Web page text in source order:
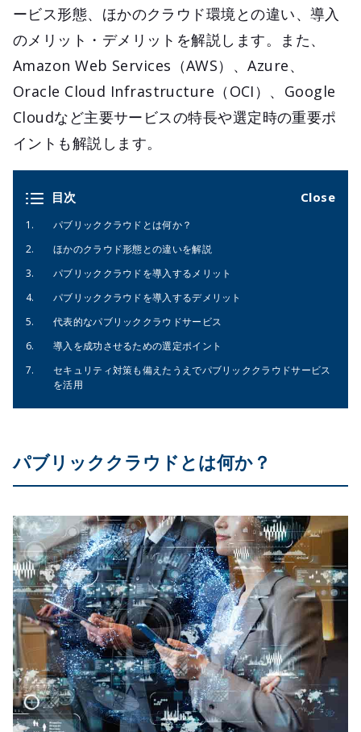
ービス形態、ほかのクラウド環境との違い、導入
のメリット・デメリットを解説します。また、
Amazon Web Services（AWS）、Azure、
Oracle Cloud Infrastructure（OCI）、Google
Cloudなど主要サービスの特長や選定時の重要ポ
イントも解説します。
目次
パブリッククラウドとは何か？
ほかのクラウド形態との違いを解説
パブリッククラウドを導入するメリット
パブリッククラウドを導入するデメリット
代表的なパブリッククラウドサービス
導入を成功させるための選定ポイント
セキュリティ対策も備えたうえでパブリッククラウドサービス
を活用
パブリッククラウドとは何か？